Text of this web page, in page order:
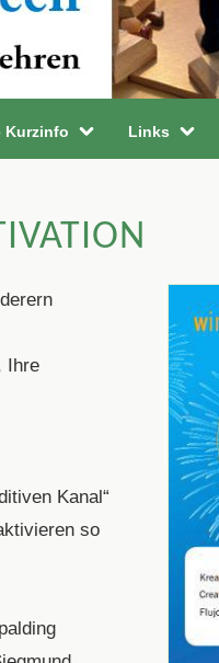
Kurzinfo Links
Ihre
Kanal“
so